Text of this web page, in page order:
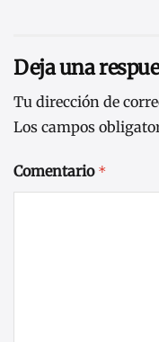
Deja una
Tu dirección de
Los campos
Comentario *